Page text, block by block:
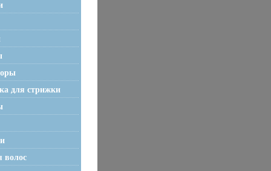
для стрижки
волос